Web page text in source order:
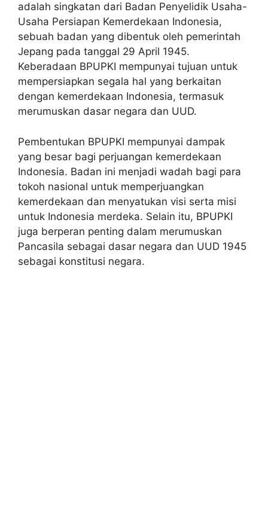
adalah singkatan dari Badan Penyelidik Usaha-
Usaha Persiapan Kemerdekaan Indonesia,
sebuah badan yang dibentuk oleh pemerintah
Jepang pada tanggal 29 April 1945.
Keberadaan BPUPKI mempunyai tujuan untuk
mempersiapkan segala hal yang berkaitan
dengan kemerdekaan Indonesia, termasuk
merumuskan dasar negara dan UUD.
Pembentukan BPUPKI mempunyai dampak
yang besar bagi perjuangan kemerdekaan
Indonesia. Badan ini menjadi wadah bagi para
tokoh nasional untuk memperjuangkan
kemerdekaan dan menyatukan visi serta misi
untuk Indonesia merdeka. Selain itu, BPUPKI
juga berperan penting dalam merumuskan
Pancasila sebagai dasar negara dan UUD 1945
sebagai konstitusi negara.